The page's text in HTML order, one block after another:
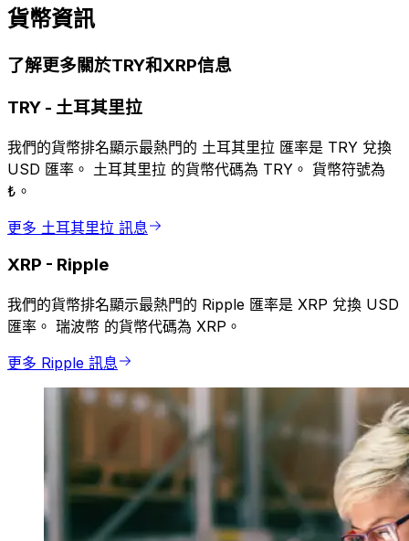
貨幣資訊
了解更多關於TRY和XRP信息
TRY - 土耳其里拉
我們的貨幣排名顯示最熱門的 土耳其里拉 匯率是 TRY 兌換
USD 匯率。 土耳其里拉 的貨幣代碼為 TRY。 貨幣符號為
₺。
更多 土耳其里拉 訊息
XRP - Ripple
我們的貨幣排名顯示最熱門的 Ripple 匯率是 XRP 兌換 USD
匯率。 瑞波幣 的貨幣代碼為 XRP。
更多 Ripple 訊息